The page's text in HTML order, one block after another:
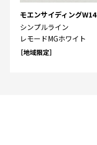
モエンサイディングW14
シンプルライン
レモードMGホワイト
［地域限定］